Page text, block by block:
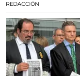
REDACCIÓN